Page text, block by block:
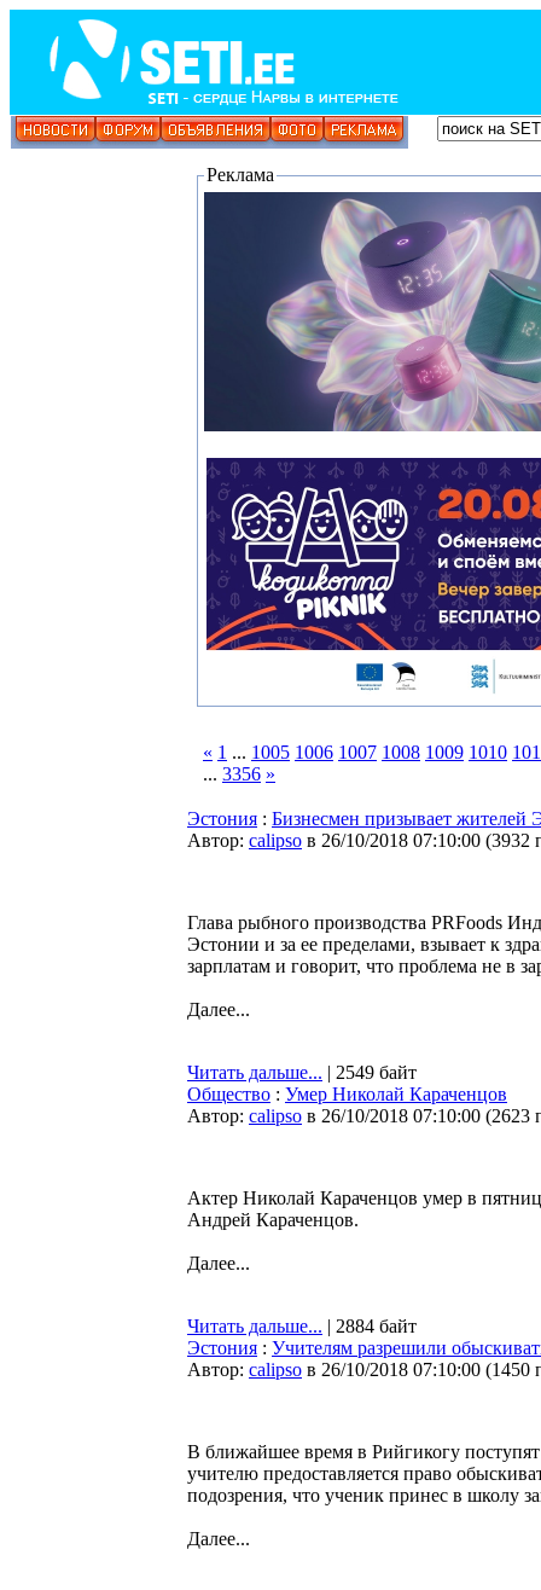
Реклама
« 1 ... 1005 1006 1007 1008 1009 1010
... 3356 »
Эстония : Бизнесмен призывает жителей
Автор: calipso в 26/10/2018 07:10:00 (3932
Глава рыбного производства PRFoods
Эстонии и за ее пределами, взывает к
зарплатам и говорит, что проблема не в
Далее...
Читать дальше... | 2549 байт
Общество : Умер Николай Караченцов
Автор: calipso в 26/10/2018 07:10:00 (2623
Актер Николай Караченцов умер в
Андрей Караченцов.
Далее...
Читать дальше... | 2884 байт
Эстония : Учителям разрешили
Автор: calipso в 26/10/2018 07:10:00 (1450
В ближайшее время в Рийгикогу
учителю предоставляется право
подозрения, что ученик принес в школу
Далее...